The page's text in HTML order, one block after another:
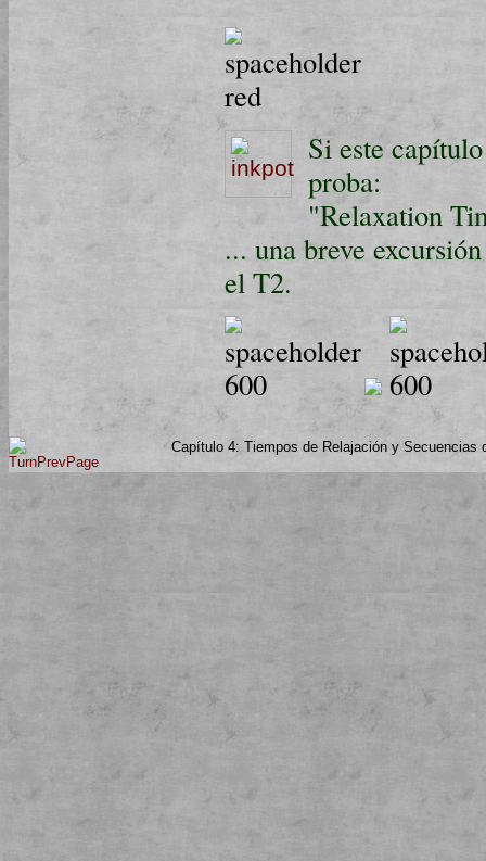
Si este
proba:
"Relaxation
... una breve
el T2.
Capítulo 4: Tiempos de Relajación y